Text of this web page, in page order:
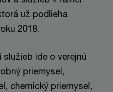
už podlieha
2018.
ide o verejnú
priemysel,
chemický priemysel,